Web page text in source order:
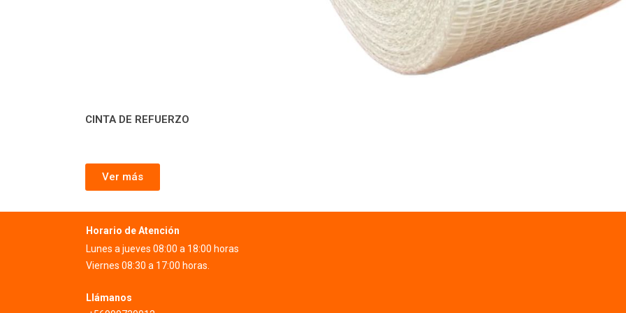
CINTA DE REFUERZO
Ver más
Horario de Atención
Lunes a jueves 08:00 a 18:00 horas
Viernes 08:30 a 17:00 horas.
Llámanos